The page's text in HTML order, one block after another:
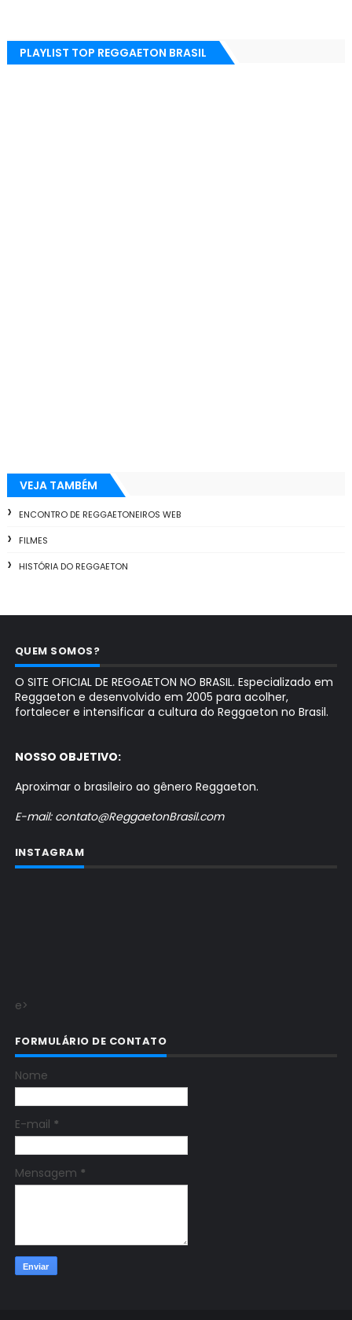
PLAYLIST TOP REGGAETON BRASIL
VEJA TAMBÉM
ENCONTRO DE REGGAETONEIROS WEB
FILMES
HISTÓRIA DO REGGAETON
QUEM SOMOS?
O SITE OFICIAL DE REGGAETON NO BRASIL. Especializado em
Reggaeton e desenvolvido em 2005 para acolher,
fortalecer e intensificar a cultura do Reggaeton no Brasil.
NOSSO OBJETIVO:
Aproximar o brasileiro ao gênero Reggaeton.
E-mail: contato@ReggaetonBrasil.com
INSTAGRAM
e>
FORMULÁRIO DE CONTATO
Nome
E-mail *
Mensagem *